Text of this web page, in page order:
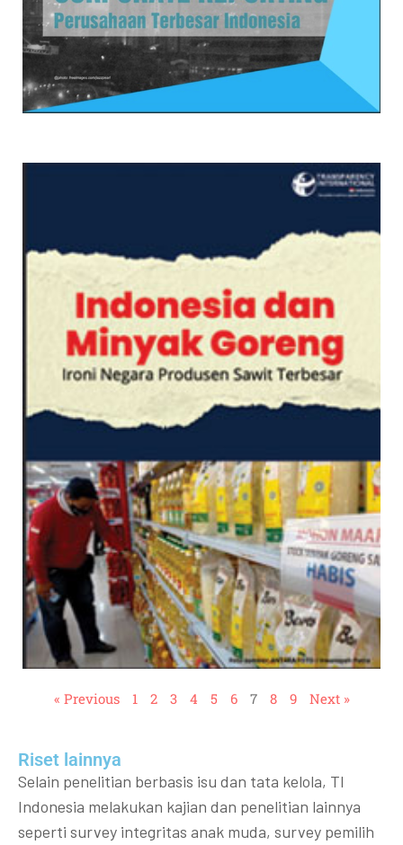
« Previous 1 2 3 4 5 6 7 8 9 Next »
Riset lainnya​​
Selain penelitian berbasis isu dan tata kelola, TI
Indonesia melakukan kajian dan penelitian lainnya
seperti survey integritas anak muda, survey pemilih